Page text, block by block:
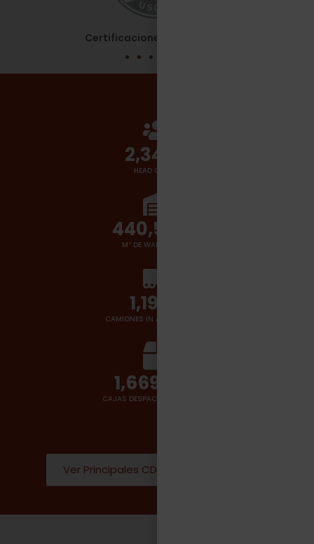
Certificaciones - Leed Silver
2,700
HEAD COUNT
510,000
M² DE WAREHOUSES
1,400
CAMIONES IN & OUT POR DÍA
2,000,000
CAJAS DESPACHADAS POR DÍA
Ver Principales CD Donde operamos